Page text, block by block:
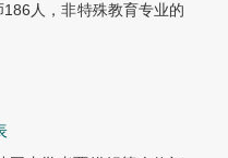
人，非特殊教育专业的